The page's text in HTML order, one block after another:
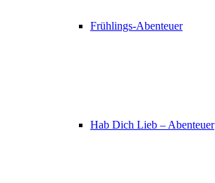
Frühlings-Abenteuer
Hab Dich Lieb – Abenteuer